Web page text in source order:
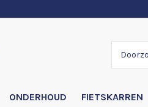
ONDERHOUD FIETSKARREN